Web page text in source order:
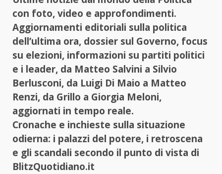
con foto, video e approfondimenti.
Aggiornamenti editoriali sulla politica
dell’ultima ora, dossier sul Governo, focus
su elezioni, informazioni su partiti politici
e i leader, da Matteo Salvini a Silvio
Berlusconi, da Luigi Di Maio a Matteo
Renzi, da Grillo a Giorgia Meloni,
aggiornati in tempo reale.
Cronache e inchieste sulla situazione
odierna: i palazzi del potere, i retroscena
e gli scandali secondo il punto di vista di
BlitzQuotidiano.it